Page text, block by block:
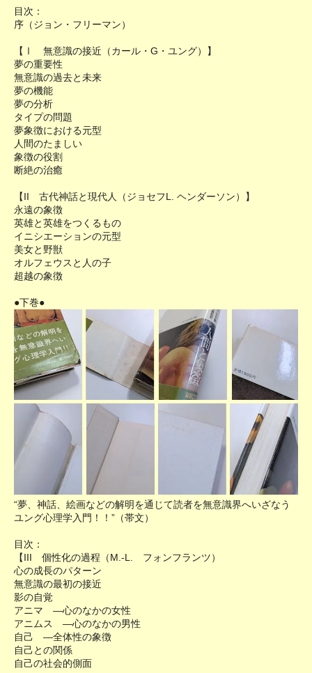
目次：
序（ジョン・フリーマン）
【Ⅰ 無意識の接近（カール・G・ユング）】
夢の重要性
無意識の過去と未来
夢の機能
夢の分析
タイプの問題
夢象徴における元型
人間のたましい
象徴の役割
断絶の治癒
【II 古代神話と現代人（ジョセフL. ヘンダーソン）】
永遠の象徴
英雄と英雄をつくるもの
イニシエーションの元型
美女と野獣
オルフェウスと人の子
超越の象徴
●下巻●
“夢、神話、絵画などの解明を通じて読者を無意識界へいざなう
ユング心理学入門！！”（帯文）
目次：
【III 個性化の過程（M.-L. フォンフランツ）
心の成長のパターン
無意識の最初の接近
影の自覚
アニマ ―心のなかの女性
アニムス ―心のなかの男性
自己 ―全体性の象徴
自己との関係
自己の社会的側面